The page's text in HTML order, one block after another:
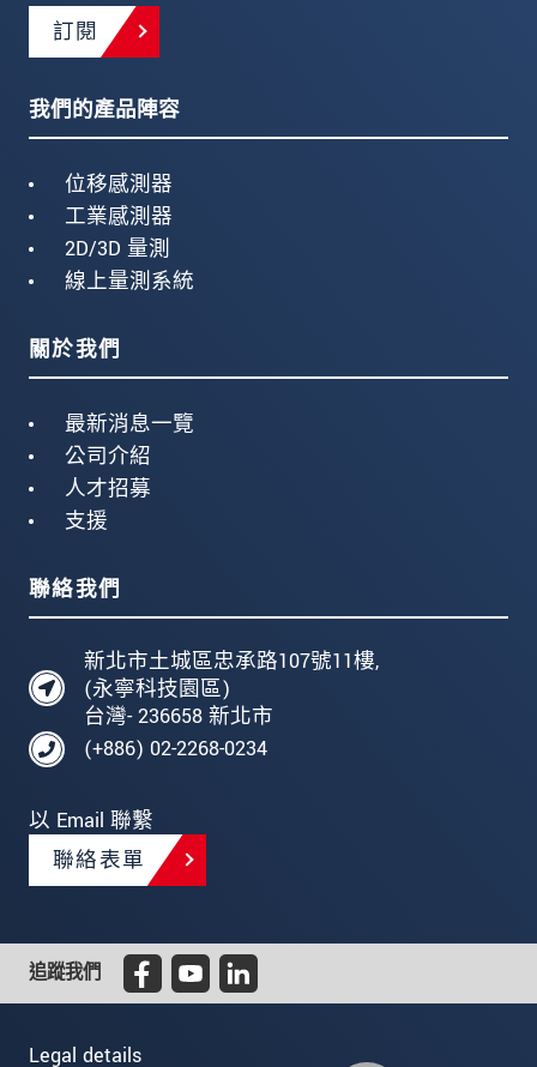
訂閱
我們的產品陣容
位移感測器
工業感測器
2D/3D 量測
線上量測系統
關於我們
最新消息一覽
公司介紹
人才招募
支援
聯絡我們
新北市土城區忠承路107號11樓,
(永寧科技園區)
台灣- 236658 新北市
(+886) 02-2268-0234
以 Email 聯繫
聯絡表單
追蹤我們
Legal details